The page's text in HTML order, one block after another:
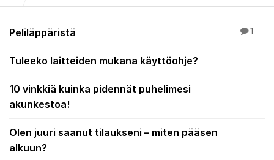
Kaikki viestit
Peliläppäristä 1
Tuleeko laitteiden mukana käyttöohje?
10 vinkkiä kuinka pidennät puhelimesi
akunkestoa!
Olen juuri saanut tilaukseni – miten pääsen
alkuun?